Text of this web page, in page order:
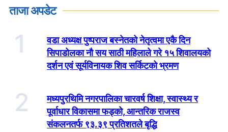
ताजा अपडेट
1
वडा अध्यक्ष पुष्पराज बस्नेतको नेतृत्वमा एकै दिन
सिपाडोलका नौ सय साठी महिलाले गरे १५ शिवालयको
दर्शन एवं सूर्यविनायक शिव सर्किटको भ्रमण
2
मध्यपुरथिमि नगरपालिका चारवर्ष शिक्षा, स्वास्थ्य र
पूर्वाधार विकासमा फड्को, आन्तरिक राजस्व
संकलनतर्फ ९३.३९ प्रतिशतले बृद्धि